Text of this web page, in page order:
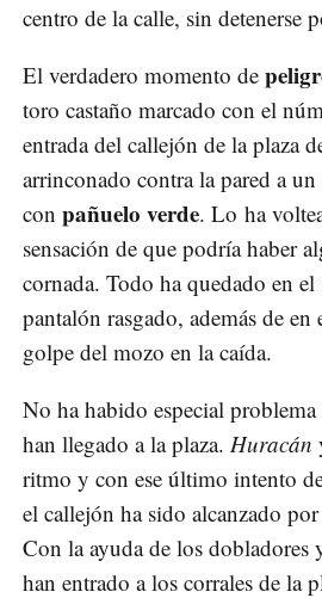
centro de la calle, sin detenerse
El verdadero momento de
toro castaño marcado con el
entrada del callejón de la plaza
arrinconado contra la pared a
con pañuelo verde. Lo ha
sensación de que podría haber
cornada. Todo ha quedado en el
pantalón rasgado, además de en
golpe del mozo en la caída.
No ha habido especial
han llegado a la plaza. Huracán
ritmo y con ese último intento
el callejón ha sido alcanzado
Con la ayuda de los dobladores
han entrado a los corrales de la